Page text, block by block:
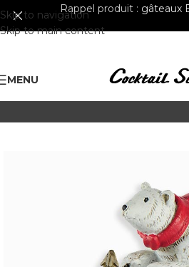
Skip to navigation
Skip to main content
Rappel produit : gâteaux
MENU